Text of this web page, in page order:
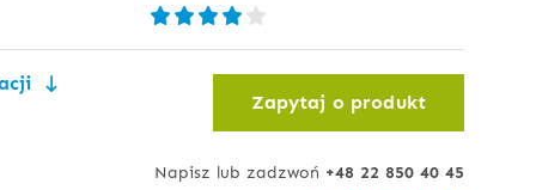
Zapytaj o produkt
Napisz lub zadzwoń +48 22 850 40 45